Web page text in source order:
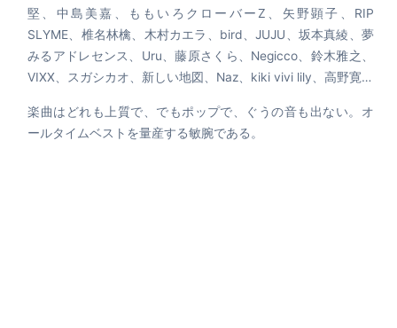
堅、中島美嘉、ももいろクローバーZ、矢野顕子、RIP
SLYME、椎名林檎、木村カエラ、bird、JUJU、坂本真綾、夢
みるアドレセンス、Uru、藤原さくら、Negicco、鈴木雅之、
VIXX、スガシカオ、新しい地図、Naz、kiki vivi lily、高野寛…
楽曲はどれも上質で、でもポップで、ぐうの音も出ない。オ
ールタイムベストを量産する敏腕である。